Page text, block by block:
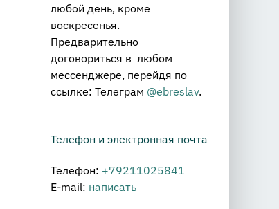
любой день, кроме
воскресенья.
Предварительно
договориться в любом
мессенджере, перейдя по
ссылке: Телеграм @ebreslav.
Телефон и электронная почта
Телефон: +79211025841
E-mail: написать